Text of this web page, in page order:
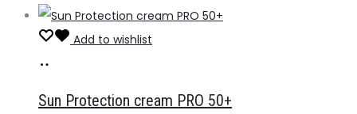
Add to wishlist
košaricu
Sun Protection cream PRO 50+